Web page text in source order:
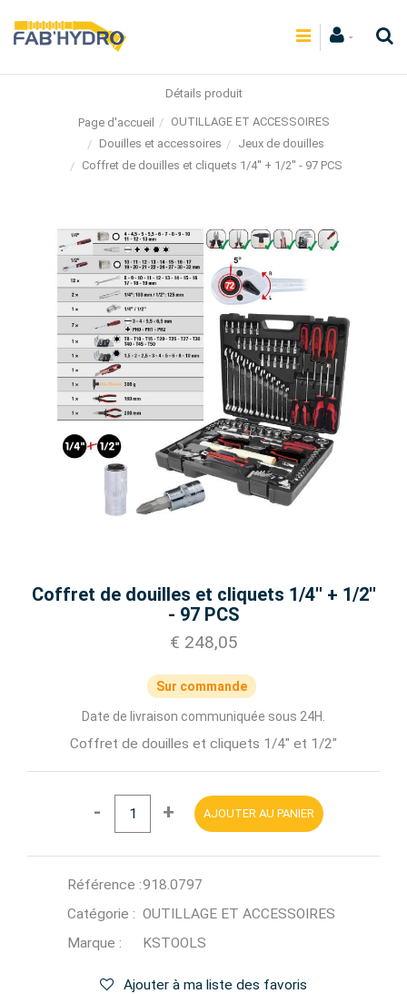
Détails produit
Page d'accueil
OUTILLAGE ET ACCESSOIRES
Douilles et accessoires
Jeux de douilles
Coffret de douilles et cliquets 1/4'' + 1/2'' - 97 PCS
Coffret de douilles et cliquets 1/4'' + 1/2''
- 97 PCS
€ 248,05
Sur commande
Date de livraison communiquée sous 24H.
Coffret de douilles et cliquets 1/4" et 1/2"
- + AJOUTER AU PANIER
Référence :918.0797
Catégorie : OUTILLAGE ET ACCESSOIRES
Marque :
KSTOOLS
Ajouter à ma liste des favoris